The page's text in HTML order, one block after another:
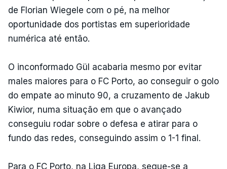
de Florian Wiegele com o pé, na melhor
oportunidade dos portistas em superioridade
numérica até então.
O inconformado Gül acabaria mesmo por evitar
males maiores para o FC Porto, ao conseguir o golo
do empate ao minuto 90, a cruzamento de Jakub
Kiwior, numa situação em que o avançado
conseguiu rodar sobre o defesa e atirar para o
fundo das redes, conseguindo assim o 1-1 final.
Para o FC Porto, na Liga Europa, segue-se a